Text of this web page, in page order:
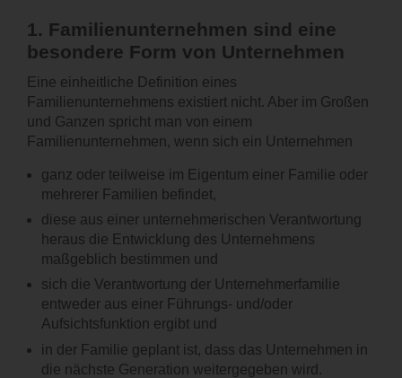
1. Familienunternehmen sind eine
besondere Form von Unternehmen
Eine einheitliche Definition eines
Familienunternehmens existiert nicht. Aber im Großen
und Ganzen spricht man von einem
Familienunternehmen, wenn sich ein Unternehmen
ganz oder teilweise im Eigentum einer Familie oder
mehrerer Familien befindet,
diese aus einer unternehmerischen Verantwortung
heraus die Entwicklung des Unternehmens
maßgeblich bestimmen und
sich die Verantwortung der Unternehmerfamilie
entweder aus einer Führungs- und/oder
Aufsichtsfunktion ergibt und
in der Familie geplant ist, dass das Unternehmen in
die nächste Generation weitergegeben wird.